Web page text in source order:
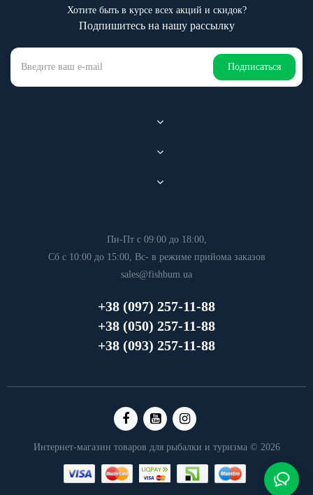
Хотите быть в курсе всех акций и скидок?
Подпишитесь на нашу рассылку
Подписаться
Пн-Пт с 09:00 до 18:00,
Сб с 10:00 до 15:00, Вс- в режиме прийома заказов
sales@fishbum.ua
+38 (097) 257-11-88
+38 (050) 257-11-88
+38 (093) 257-11-88
Интернет-магазин товаров для рыбалки и туризма © 2026